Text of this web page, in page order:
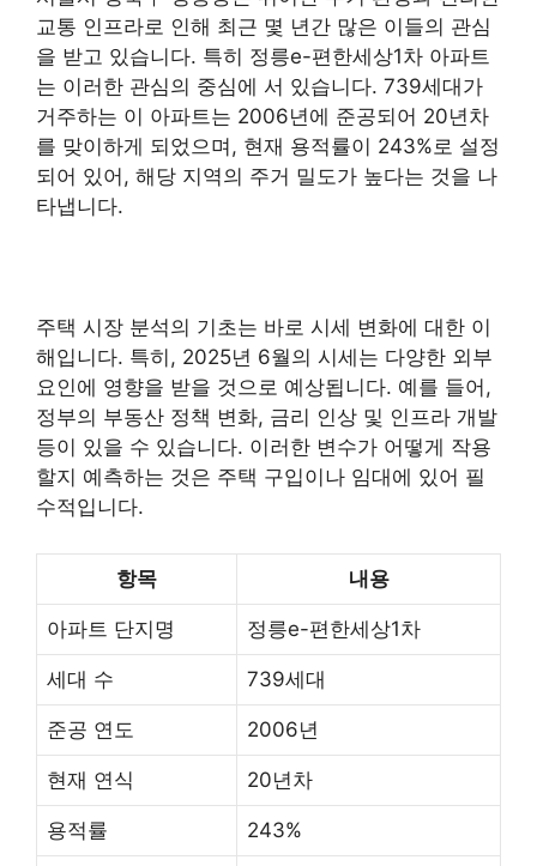
교통 인프라로 인해 최근 몇 년간 많은 이들의 관심
을 받고 있습니다. 특히 정릉e-편한세상1차 아파트
는 이러한 관심의 중심에 서 있습니다. 739세대가
거주하는 이 아파트는 2006년에 준공되어 20년차
를 맞이하게 되었으며, 현재 용적률이 243%로 설정
되어 있어, 해당 지역의 주거 밀도가 높다는 것을 나
타냅니다.
주택 시장 분석의 기초는 바로 시세 변화에 대한 이
해입니다. 특히, 2025년 6월의 시세는 다양한 외부
요인에 영향을 받을 것으로 예상됩니다. 예를 들어,
정부의 부동산 정책 변화, 금리 인상 및 인프라 개발
등이 있을 수 있습니다. 이러한 변수가 어떻게 작용
할지 예측하는 것은 주택 구입이나 임대에 있어 필
수적입니다.
항목 내용
아파트 단지명 정릉e-편한세상1차
세대 수 739세대
준공 연도 2006년
현재 연식 20년차
용적률 243%